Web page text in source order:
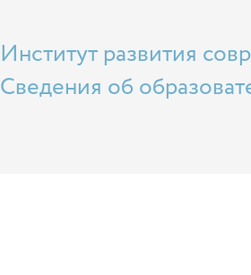
Институт развития
Сведения об